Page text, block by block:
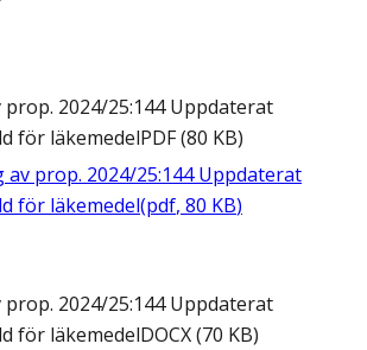
2024/25:144 Uppdaterat
för läkemedelPDF(80 KB)
av prop. 2024/25:144 Uppdaterat
för läkemedel(pdf, 80 KB)
2024/25:144 Uppdaterat
för läkemedelDOCX(70 KB)